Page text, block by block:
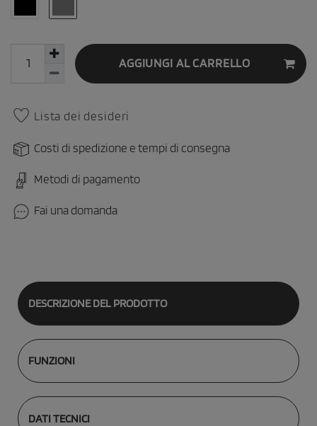
AGGIUNGI AL CARRELLO
Lista dei desideri
Costi di spedizione e tempi di consegna
Metodi di pagamento
Fai una domanda
DESCRIZIONE DEL PRODOTTO
FUNZIONI
DATI TECNICI